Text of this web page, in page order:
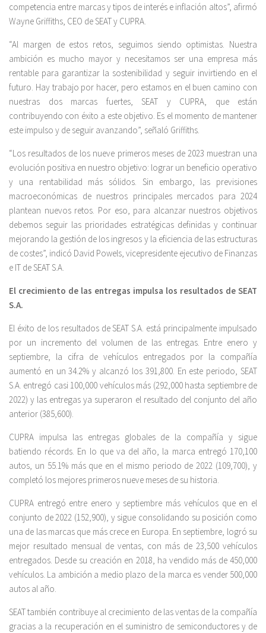
competencia entre marcas y tipos de interés e inflación altos”, afirmó
Wayne Griffiths, CEO de SEAT y CUPRA.
“Al margen de estos retos, seguimos siendo optimistas. Nuestra
ambición es mucho mayor y necesitamos ser una empresa más
rentable para garantizar la sostenibilidad y seguir invirtiendo en el
futuro. Hay trabajo por hacer, pero estamos en el buen camino con
nuestras dos marcas fuertes, SEAT y CUPRA, que están
contribuyendo con éxito a este objetivo. Es el momento de mantener
este impulso y de seguir avanzando”, señaló Griffiths.
“Los resultados de los nueve primeros meses de 2023 muestran una
evolución positiva en nuestro objetivo: lograr un beneficio operativo
y una rentabilidad más sólidos. Sin embargo, las previsiones
macroeconómicas de nuestros principales mercados para 2024
plantean nuevos retos. Por eso, para alcanzar nuestros objetivos
debemos seguir las prioridades estratégicas definidas y continuar
mejorando la gestión de los ingresos y la eficiencia de las estructuras
de costes”, indicó David Powels, vicepresidente ejecutivo de Finanzas
e IT de SEAT S.A.
El crecimiento de las entregas impulsa los resultados de SEAT
S.A.
El éxito de los resultados de SEAT S.A. está principalmente impulsado
por un incremento del volumen de las entregas. Entre enero y
septiembre, la cifra de vehículos entregados por la compañía
aumentó en un 34.2% y alcanzó los 391,800. En este periodo, SEAT
S.A. entregó casi 100,000 vehículos más (292,000 hasta septiembre de
2022) y las entregas ya superaron el resultado del conjunto del año
anterior (385,600).
CUPRA impulsa las entregas globales de la compañía y sigue
batiendo récords. En lo que va del año, la marca entregó 170,100
autos, un 55.1% más que en el mismo periodo de 2022 (109,700), y
completó los mejores primeros nueve meses de su historia.
CUPRA entregó entre enero y septiembre más vehículos que en el
conjunto de 2022 (152,900), y sigue consolidando su posición como
una de las marcas que más crece en Europa. En septiembre, logró su
mejor resultado mensual de ventas, con más de 23,500 vehículos
entregados. Desde su creación en 2018, ha vendido más de 450,000
vehículos. La ambición a medio plazo de la marca es vender 500,000
autos al año.
SEAT también contribuye al crecimiento de las ventas de la compañía
gracias a la recuperación en el suministro de semiconductores y de